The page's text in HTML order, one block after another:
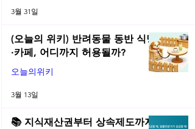
3월 31일
(오늘의 위키) 반려동물 동반 식당
·카페, 어디까지 허용될까?
오늘의위키
3월 13일
📚 지식재산권부터 상속제도까지,